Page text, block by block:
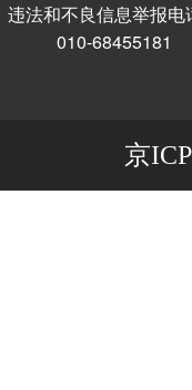
违法和不良信息举报电
010-68455181
京